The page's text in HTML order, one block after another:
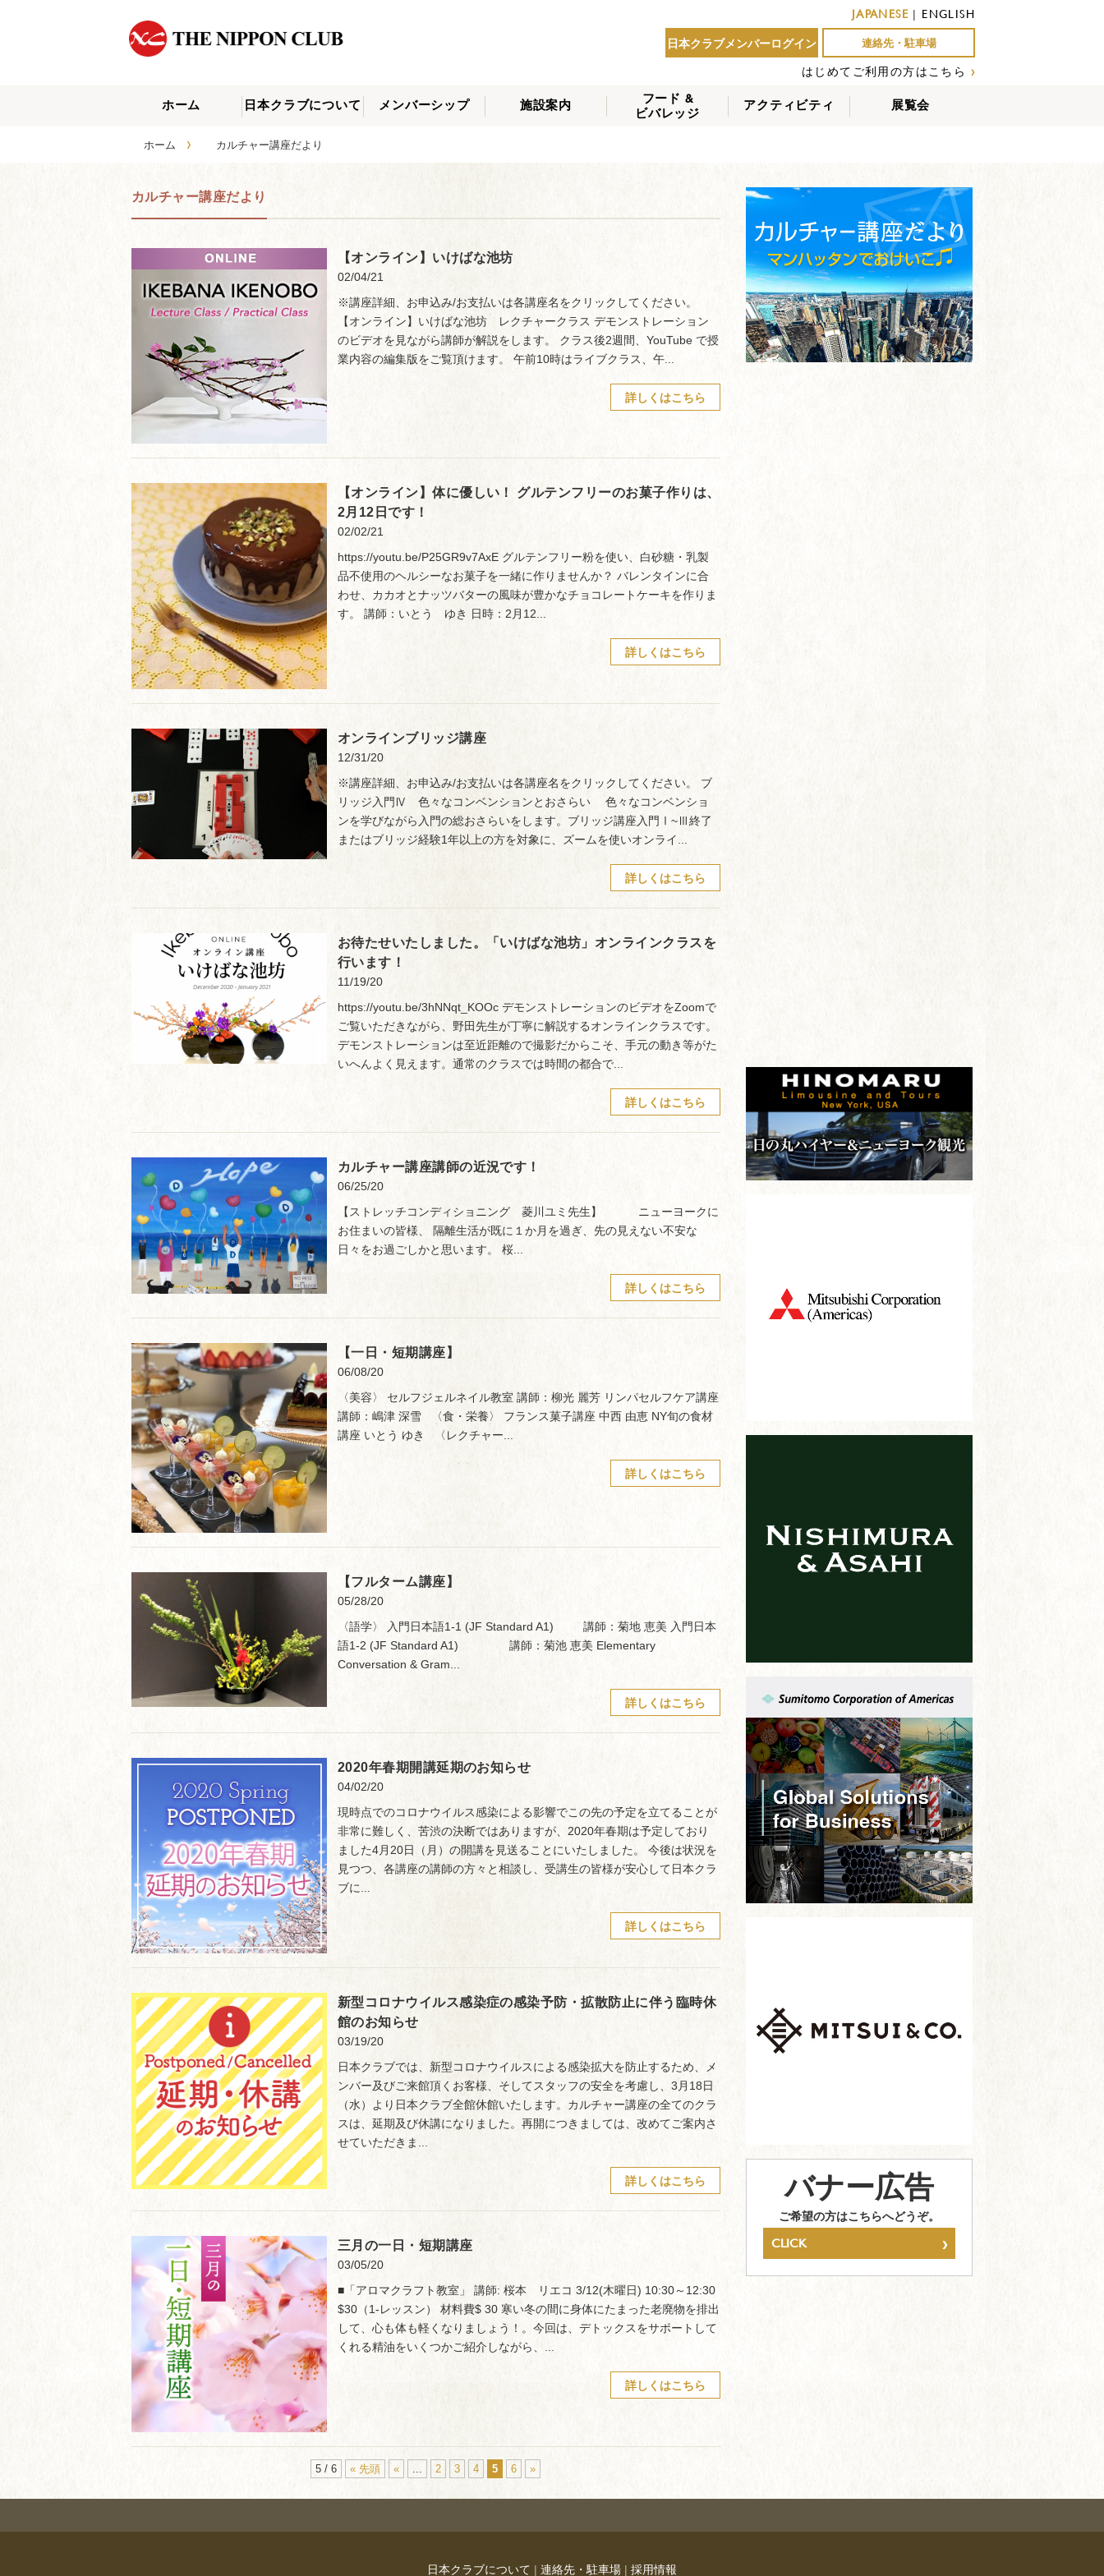
JAPANESE| ENGLISH
日本クラブメンバーログイン
連絡先・駐車場
はじめてご利用の方はこちら ›
ホーム
日本クラブについて メンバーシップ 施設案内
フード &
ビバレッジ
アクティビティ 展覧会
ホーム › カルチャー講座だより
カルチャー講座だより
【オンライン】いけばな池坊
02/04/21
※講座詳細、お申込み/お支払いは各講座名をクリックしてください。
【オンライン】いけばな池坊 レクチャークラス デモンストレーション
のビデオを見ながら講師が解説をします。 クラス後2週間、YouTube で授
業内容の編集版をご覧頂けます。 午前10時はライブクラス、午...
詳しくはこちら
【オンライン】体に優しい！ グルテンフリーのお菓子作りは、
2月12日です！
02/02/21
https://youtu.be/P25GR9v7AxE グルテンフリー粉を使い、白砂糖・乳製
品不使用のヘルシーなお菓子を一緒に作りませんか？ バレンタインに合
わせ、カカオとナッツバターの風味が豊かなチョコレートケーキを作りま
す。 講師：いとう ゆき 日時：2月12...
詳しくはこちら
オンラインブリッジ講座
12/31/20
※講座詳細、お申込み/お支払いは各講座名をクリックしてください。 ブ
リッジ入門Ⅳ 色々なコンベンションとおさらい 色々なコンベンショ
ンを学びながら入門の総おさらいをします。ブリッジ講座入門Ⅰ~Ⅲ終了
またはブリッジ経験1年以上の方を対象に、ズームを使いオンライ...
詳しくはこちら
お待たせいたしました。「いけばな池坊」オンラインクラスを
行います！
11/19/20
https://youtu.be/3hNNqt_KOOc デモンストレーションのビデオをZoomで
ご覧いただきながら、野田先生が丁寧に解説するオンラインクラスです。
デモンストレーションは至近距離ので撮影だからこそ、手元の動き等がた
いへんよく見えます。通常のクラスでは時間の都合で...
詳しくはこちら
カルチャー講座講師の近況です！
06/25/20
【ストレッチコンディショニング 菱川ユミ先生】 ニューヨークに
お住まいの皆様、 隔離生活が既に１か月を過ぎ、先の見えない不安な
日々をお過ごしかと思います。 桜...
詳しくはこちら
【一日・短期講座】
06/08/20
〈美容〉 セルフジェルネイル教室 講師：柳光 麗芳 リンパセルフケア講座
講師：嶋津 深雪 〈食・栄養〉 フランス菓子講座 中西 由恵 NY旬の食材
講座 いとう ゆき 〈レクチャー...
詳しくはこちら
【フルターム講座】
05/28/20
〈語学〉 入門日本語1-1 (JF Standard A1) 講師：菊地 恵美 入門日本
語1-2 (JF Standard A1) 講師：菊池 恵美 Elementary
Conversation & Gram...
詳しくはこちら
2020年春期開講延期のお知らせ
04/02/20
現時点でのコロナウイルス感染による影響でこの先の予定を立てることが
非常に難しく、苦渋の決断ではありますが、2020年春期は予定しており
ました4月20日（月）の開講を見送ることにいたしました。 今後は状況を
見つつ、各講座の講師の方々と相談し、受講生の皆様が安心して日本クラ
ブに...
詳しくはこちら
新型コロナウイルス感染症の感染予防・拡散防止に伴う臨時休
館のお知らせ
03/19/20
日本クラブでは、新型コロナウイルスによる感染拡大を防止するため、メ
ンバー及びご来館頂くお客様、そしてスタッフの安全を考慮し、3月18日
（水）より日本クラブ全館休館いたします。カルチャー講座の全てのクラ
スは、延期及び休講になりました。再開につきましては、改めてご案内さ
せていただきま...
詳しくはこちら
三月の一日・短期講座
03/05/20
■「アロマクラフト教室」 講師: 桜本 リエコ 3/12(木曜日) 10:30～12:30
$30（1-レッスン） 材料費$ 30 寒い冬の間に身体にたまった老廃物を排出
して、心も体も軽くなりましょう！。今回は、デトックスをサポートして
くれる精油をいくつかご紹介しながら、...
詳しくはこちら
5 / 6 « 先頭 « 2 3 4 5 6 »
バナー広告
ご希望の方はこちらへどうぞ。
CLICK ›
日本クラブについて | 連絡先・駐車場 | 採用情報